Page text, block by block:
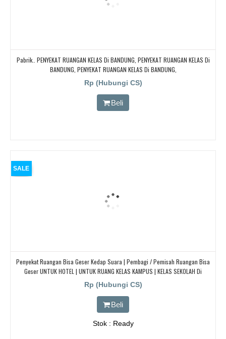
Pabrik.. PENYEKAT RUANGAN KELAS Di BANDUNG, PENYEKAT RUANGAN KELAS Di
BANDUNG, PENYEKAT RUANGAN KELAS Di BANDUNG,
Rp (Hubungi CS)
Beli
SALE
Penyekat Ruangan Bisa Geser Kedap Suara | Pembagi / Pemisah Ruangan Bisa
Geser UNTUK HOTEL | UNTUK RUANG KELAS KAMPUS | KELAS SEKOLAH Di
BANDUNG, JAKARTA, BEKASI, TANGERANG
Rp (Hubungi CS)
Beli
Stok : Ready